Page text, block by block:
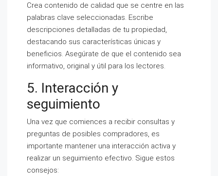
Crea contenido de calidad que se centre en las
palabras clave seleccionadas. Escribe
descripciones detalladas de tu propiedad,
destacando sus características únicas y
beneficios. Asegúrate de que el contenido sea
informativo, original y útil para los lectores.
5. Interacción y
seguimiento
Una vez que comiences a recibir consultas y
preguntas de posibles compradores, es
importante mantener una interacción activa y
realizar un seguimiento efectivo. Sigue estos
consejos: